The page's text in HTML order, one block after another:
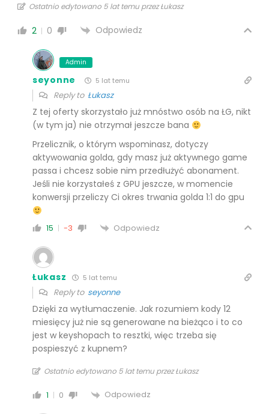
Ostatnio edytowano 5 lat temu przez Łukasz
2 0 Odpowiedz
Admin
seyonne 5 lat temu
Reply to Łukasz
Z tej oferty skorzystało już mnóstwo osób na ŁG, nikt
(w tym ja) nie otrzymał jeszcze bana
Przelicznik, o którym wspominasz, dotyczy
aktywowania golda, gdy masz już aktywnego game
passa i chcesz sobie nim przedłużyć abonament.
Jeśli nie korzystałeś z GPU jeszcze, w momencie
konwersji przeliczy Ci okres trwania golda 1:1 do gpu
15 -3 Odpowiedz
Łukasz 5 lat temu
Reply to seyonne
Dzięki za wytłumaczenie. Jak rozumiem kody 12
miesięcy już nie są generowane na bieżąco i to co
jest w keyshopach to resztki, więc trzeba się
pospieszyć z kupnem?
Ostatnio edytowano 5 lat temu przez Łukasz
1 0 Odpowiedz